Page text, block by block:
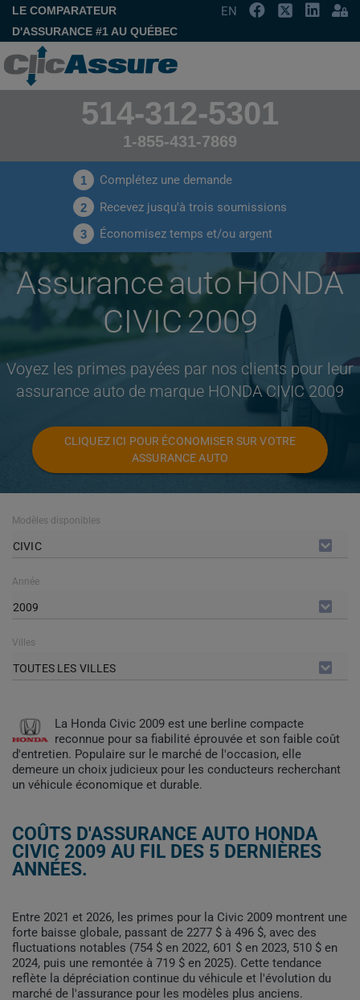
LE COMPARATEUR
D'ASSURANCE #1 AU QUÉBEC
EN
514-312-5301
1-855-431-7869
1 Complétez une demande
2 Recevez jusqu'à trois soumissions
3 Économisez temps et/ou argent
Assurance auto HONDA
CIVIC 2009
Voyez les primes payées par nos clients pour leur
assurance auto de marque HONDA CIVIC 2009
CLIQUEZ ICI POUR ÉCONOMISER SUR VOTRE
ASSURANCE AUTO
Modèles disponibles
CIVIC
Année
2009
Villes
TOUTES LES VILLES
La Honda Civic 2009 est une berline compacte
reconnue pour sa fiabilité éprouvée et son faible coût
d'entretien. Populaire sur le marché de l'occasion, elle
demeure un choix judicieux pour les conducteurs recherchant
un véhicule économique et durable.
COÛTS D'ASSURANCE AUTO HONDA
CIVIC 2009 AU FIL DES 5 DERNIÈRES
ANNÉES.
Entre 2021 et 2026, les primes pour la Civic 2009 montrent une
forte baisse globale, passant de 2277 $ à 496 $, avec des
fluctuations notables (754 $ en 2022, 601 $ en 2023, 510 $ en
2024, puis une remontée à 719 $ en 2025). Cette tendance
reflète la dépréciation continue du véhicule et l'évolution du
marché de l'assurance pour les modèles plus anciens.